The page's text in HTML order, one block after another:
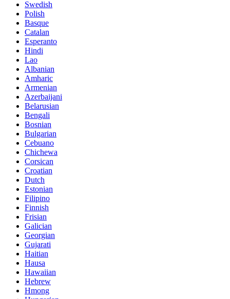
Swedish
Polish
Basque
Catalan
Esperanto
Hindi
Lao
Albanian
Amharic
Armenian
Azerbaijani
Belarusian
Bengali
Bosnian
Bulgarian
Cebuano
Chichewa
Corsican
Croatian
Dutch
Estonian
Filipino
Finnish
Frisian
Galician
Georgian
Gujarati
Haitian
Hausa
Hawaiian
Hebrew
Hmong